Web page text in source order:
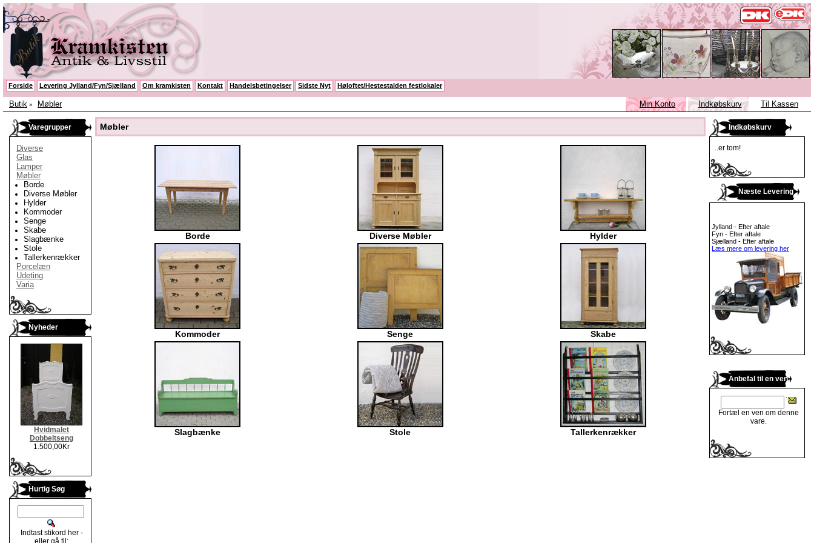
Forside Levering Jylland/Fyn/Sjælland Om kramkisten Kontakt Handelsbetingelser Sidste Nyt Høloftet/Hestestalden festlokaler
Butik » Møbler Min Konto Indkøbskurv Til Kassen
Varegrupper
Diverse
Glas
Lamper
Møbler
Borde
Diverse Møbler
Hylder
Kommoder
Senge
Skabe
Slagbænke
Stole
Tallerkenrækker
Porcelæn
Udeting
Varia
Nyheder
Hvidmalet
Dobbeltseng
1.500,00Kr
Hurtig Søg
Indtast stikord her -
eller gå til:
Møbler
Borde Diverse Møbler Hylder
Kommoder Senge Skabe
Slagbænke Stole Tallerkenrækker
Indkøbskurv
..er tom!
Næste Levering
Jylland - Efter aftale
Fyn - Efter aftale
Sjælland - Efter aftale
Læs mere om levering her
Anbefal til en ven
Fortæl en ven om denne
vare.